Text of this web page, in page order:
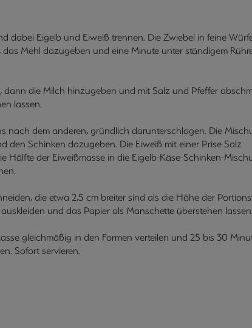
dabei Eigelb und Eiweiß trennen. Die Zwiebel in feine
Mehl dazugeben und eine Minute unter ständigem
die Milch hinzugeben und mit Salz und Pfeffer
lassen.
nach dem anderen, gründlich darunterschlagen. Die
den Schinken dazugeben. Die Eiweiß mit einer Prise Salz
Hälfte der Eiweißmasse in die Eigelb-Käse-Schinken-
die etwa 2,5 cm breiter sind als die Höhe der
und das Papier als Manschette überstehen lassen.
gleichmäßig in den Formen verteilen und 25 bis 30
Sofort servieren.